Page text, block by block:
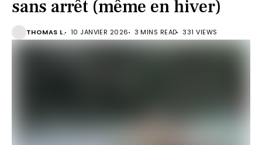
sans arrêt (même en hiver)
THOMAS L. 10 JANVIER 2026 3 MINS READ 331 VIEWS